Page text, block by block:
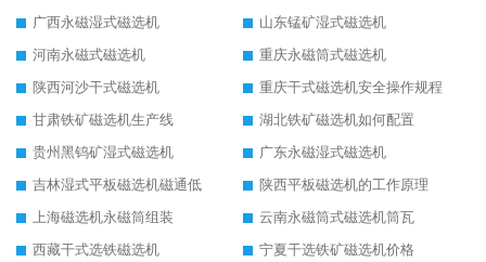
广西永磁湿式磁选机
山东锰矿湿式磁选机
河南永磁式磁选机
重庆永磁筒式磁选机
陕西河沙干式磁选机
重庆干式磁选机安全操作规程
甘肃铁矿磁选机生产线
湖北铁矿磁选机如何配置
贵州黑钨矿湿式磁选机
广东永磁湿式磁选机
吉林湿式平板磁选机磁通低
陕西平板磁选机的工作原理
上海磁选机永磁筒组装
云南永磁筒式磁选机筒瓦
西藏干式选铁磁选机
宁夏干选铁矿磁选机价格